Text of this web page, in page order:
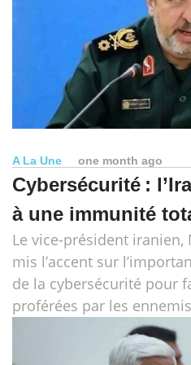
A La Une one month ago
Cybersécurité :
à une immunité
Le vice-président iranien,
mis l’accent sur
de la cybersécurité pour
proférées par les